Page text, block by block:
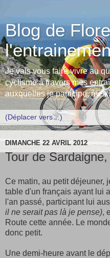
Blog de
Je vais vous faire vivre au
cyclisme à travers mes
auxquelles je participe, mes
DIMANCHE 22 AVRIL 2012
Tour de
Ce matin, au petit déjeuner,
table d'un français ayant lui
l'an passé, participant lui
il ne serait pas là je pense),
Route cette année. Le
donc petit.
Une demi-heure avant le